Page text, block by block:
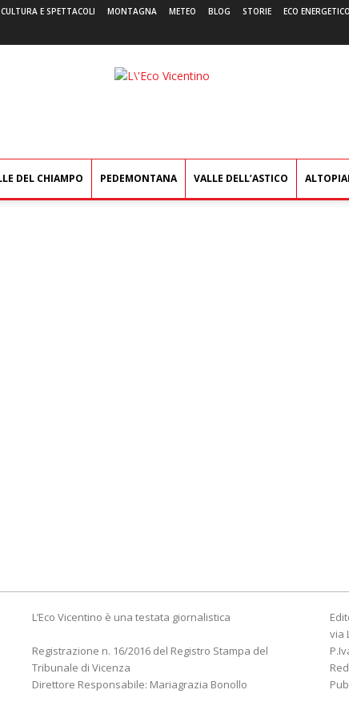
CULTURA E SPETTACOLI MONTAGNA METEO BLOG STORIE ECO ENERGETICO
L'Eco
DEL CHIAMPO PEDEMONTANA VALLE DELL’ASTICO
L’Eco Vicentino è una testata giornalistica
Registrazione n. 16/2016 del Registro Stampa del
Tribunale di Vicenza
Direttore Responsabile: Mariagrazia Bonollo
via